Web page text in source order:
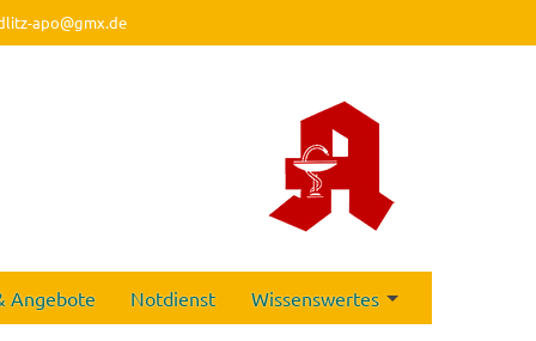
apo@gmx.de
Angebote Notdienst Wissenswertes